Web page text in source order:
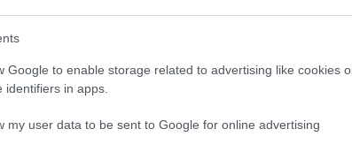
Google to enable storage related to advertising like cookies
identifiers in apps.
my user data to be sent to Google for online advertising
που δεν μοιάζουν με καμία άλλη. Με
(αυτές τις μέρες διοργανώνονται οι